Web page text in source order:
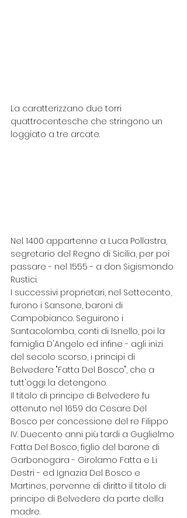
La caratterizzano due torri
quattrocentesche che stringono un
loggiato a tre arcate.
Nel 1400 appartenne a Luca Pollastra,
segretario del Regno di Sicilia, per poi
passare - nel 1555 - a don Sigismondo
Rustici.
I successivi proprietari, nel Settecento,
furono i Sansone, baroni di
Campobianco. Seguirono i
Santacolomba, conti di Isnello, poi la
famiglia D'Angelo ed infine - agli inizi
del secolo scorso, i principi di
Belvedere "Fatta Del Bosco", che a
tutt'oggi la detengono.
Il titolo di principe di Belvedere fu
ottenuto nel 1659 da Cesare Del
Bosco per concessione del re Filippo
IV. Duecento anni più tardi a Guglielmo
Fatta Del Bosco, figlio del barone di
Garbonogara - Girolamo Fatta e Li
Destri - ed Ignazia Del Bosco e
Martines, pervenne di diritto il titolo di
principe di Belvedere da parte della
madre.